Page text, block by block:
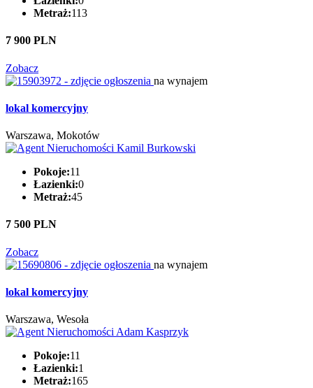
Metraż:113
7 900 PLN
Zobacz
na wynajem
lokal komercyjny
Warszawa, Mokotów
Pokoje:11
Łazienki:0
Metraż:45
7 500 PLN
Zobacz
na wynajem
lokal komercyjny
Warszawa, Wesoła
Pokoje:11
Łazienki:1
Metraż:165